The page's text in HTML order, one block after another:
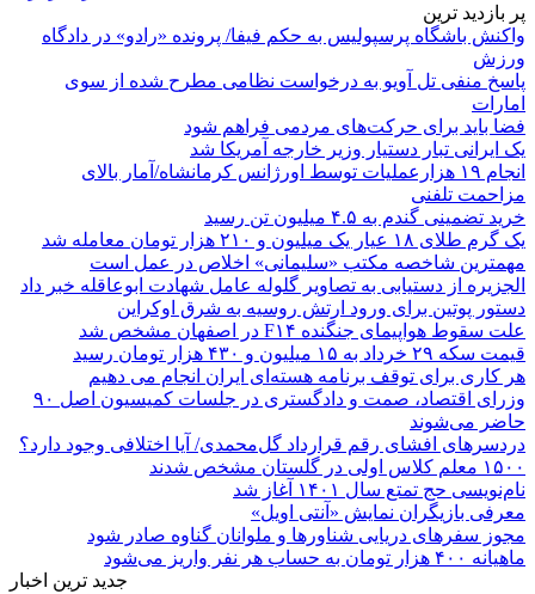
پر بازدید ترین
واکنش باشگاه پرسپولیس به حکم فیفا/ پرونده «رادو» در دادگاه
ورزش
پاسخ منفی تل آویو به درخواست نظامی مطرح شده از سوی
امارات
فضا باید برای حرکت‌های مردمی فراهم شود
یک ایرانی تبار دستیار وزیر خارجه آمریکا شد
انجام ۱۹ هزارعملیات توسط اورژانس کرمانشاه/آمار بالای
مزاحمت تلفنی
خرید تضمینی گندم به ۴.۵ میلیون تن رسید
یک گرم طلای ۱۸ عیار یک میلیون و ۲۱۰ هزار تومان معامله شد
مهمترین شاخصه مکتب «سلیمانی» اخلاص در عمل است
الجزیره از دستیابی به تصاویر گلوله عامل شهادت ابوعاقله خبر داد
دستور پوتین برای ورود ارتش روسیه به شرق اوکراین
علت سقوط هواپیمای جنگنده F۱۴ در اصفهان مشخص شد
قیمت سکه ۲۹ خرداد به ۱۵ میلیون و ۴۳۰ هزار تومان رسید
هر کاری برای توقف برنامه هسته‌ای ایران انجام می دهیم
وزرای اقتصاد، صمت و دادگستری در جلسات کمیسیون اصل ۹۰
حاضر می‌شوند
دردسرهای افشای رقم قرارداد گل‌محمدی/ آیا اختلافی وجود دارد؟
۱۵۰۰ معلم کلاس اولی در گلستان مشخص شدند
نام‌نویسی حج تمتع سال ۱۴۰۱ آغاز شد
معرفی بازیگران نمایش «آنتی اویل»
مجوز سفرهای دریایی شناورها و ملوانان گناوه صادر شود
ماهیانه ۴۰۰ هزار تومان به حساب هر نفر واریز می‌شود
جدید ترین اخبار